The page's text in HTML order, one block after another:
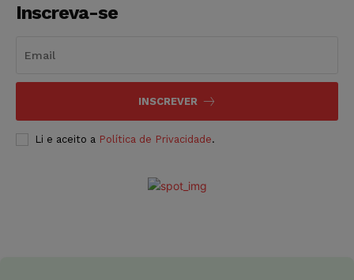
Inscreva-se
INSCREVER
Li e aceito a Política de Privacidade.